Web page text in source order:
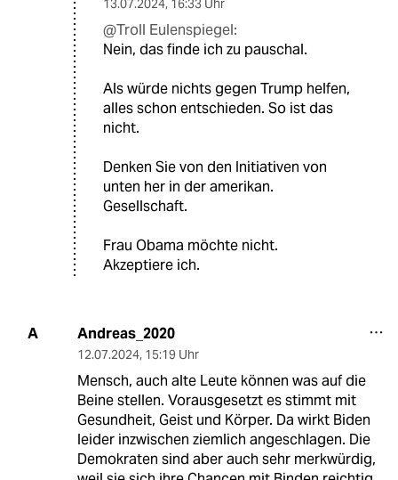
13.07.2024, 16:33 Uhr
@Troll Eulenspiegel:
Nein, das finde ich zu pauschal.
Als würde nichts gegen Trump helfen,
alles schon entschieden. So ist das
nicht.
Denken Sie von den Initiativen von
unten her in der amerikan.
Gesellschaft.
Frau Obama möchte nicht.
Akzeptiere ich.
A Andreas_2020
12.07.2024, 15:19 Uhr
Mensch, auch alte Leute können was auf die
Beine stellen. Vorausgesetzt es stimmt mit
Gesundheit, Geist und Körper. Da wirkt Biden
leider inzwischen ziemlich angeschlagen. Die
Demokraten sind aber auch sehr merkwürdig,